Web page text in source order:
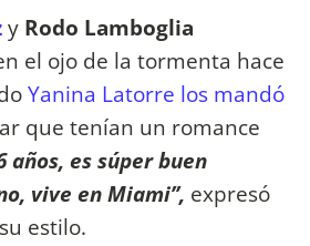
y Rodo Lamboglia
el ojo de la tormenta hace
Yanina Latorre los mandó
que tenían un romance
años, es súper buen
vive en Miami’’, expresó
estilo.